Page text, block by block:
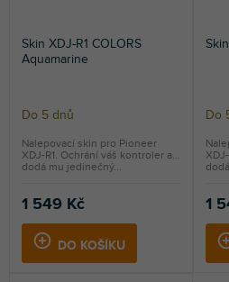
Skin XDJ-R1 COLORS
Aquamarine
Do 5 dnů
1 549 Kč
DO KOŠÍKU
Nalepovací skin pro Pioneer
XDJ-R1. Ochrání váš kontroler a
dodá mu jedinečný...
Do
1